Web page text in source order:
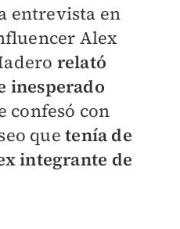
entrevista en
Alex
relató
inesperado
confesó con
quetenía de
integrante de